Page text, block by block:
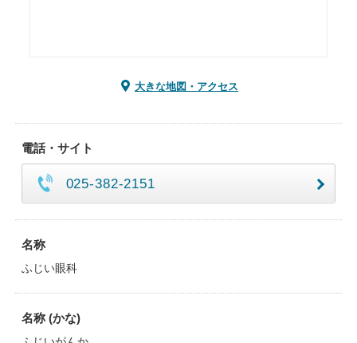
大きな地図・アクセス
電話・サイト
025-382-2151
名称
ふじい眼科
名称 (かな)